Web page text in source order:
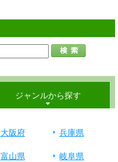
ジャンルから探す
大阪府
兵庫県
富山県
岐阜県